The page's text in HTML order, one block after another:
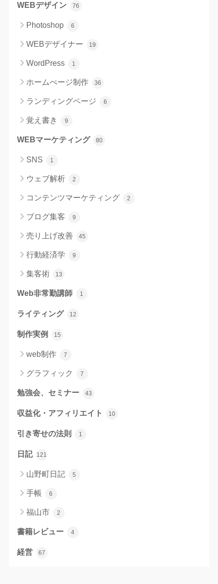
WEBデザイン 76
Photoshop 6
WEBデザイナー 19
WordPress 1
ホームぺージ制作 36
ランディングページ 6
覚え書き 9
WEBマーケティング 80
SNS 1
ウェブ解析 2
コンテンツマーケティング 2
ブログ集客 9
売り上げ改善 45
行動経済学 9
集客術 13
Web非常勤講師 1
ライティング 12
制作実例 15
web制作 7
グラフィック 7
勉強会、セミナー 43
収益化・アフィリエイト 10
引き寄せの法則 1
日記 121
山野町日記 5
手帳 6
福山市 2
書籍レビュー 4
経営 67